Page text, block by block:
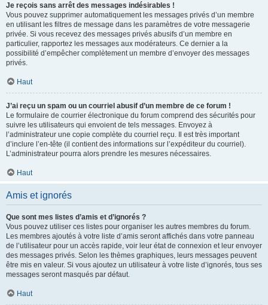
Je reçois sans arrêt des messages indésirables !
Vous pouvez supprimer automatiquement les messages privés d’un membre
en utilisant les filtres de message dans les paramètres de votre messagerie
privée. Si vous recevez des messages privés abusifs d’un membre en
particulier, rapportez les messages aux modérateurs. Ce dernier a la
possibilité d’empêcher complètement un membre d’envoyer des messages
privés.
Haut
J’ai reçu un spam ou un courriel abusif d’un membre de ce forum !
Le formulaire de courrier électronique du forum comprend des sécurités pour
suivre les utilisateurs qui envoient de tels messages. Envoyez à
l’administrateur une copie complète du courriel reçu. Il est très important
d’inclure l’en-tête (il contient des informations sur l’expéditeur du courriel).
L’administrateur pourra alors prendre les mesures nécessaires.
Haut
Amis et ignorés
Que sont mes listes d’amis et d’ignorés ?
Vous pouvez utiliser ces listes pour organiser les autres membres du forum.
Les membres ajoutés à votre liste d’amis seront affichés dans votre panneau
de l’utilisateur pour un accès rapide, voir leur état de connexion et leur envoyer
des messages privés. Selon les thèmes graphiques, leurs messages peuvent
être mis en valeur. Si vous ajoutez un utilisateur à votre liste d’ignorés, tous ses
messages seront masqués par défaut.
Haut